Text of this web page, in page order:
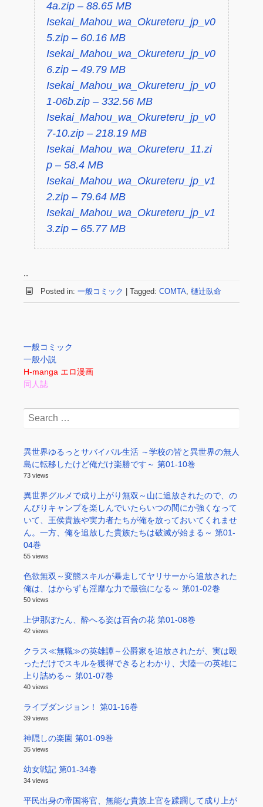
4a.zip – 88.65 MB
Isekai_Mahou_wa_Okureteru_jp_v0
5.zip – 60.16 MB
Isekai_Mahou_wa_Okureteru_jp_v0
6.zip – 49.79 MB
Isekai_Mahou_wa_Okureteru_jp_v0
1-06b.zip – 332.56 MB
Isekai_Mahou_wa_Okureteru_jp_v0
7-10.zip – 218.19 MB
Isekai_Mahou_wa_Okureteru_11.zi
p – 58.4 MB
Isekai_Mahou_wa_Okureteru_jp_v1
2.zip – 79.64 MB
Isekai_Mahou_wa_Okureteru_jp_v1
3.zip – 65.77 MB
..
Posted in: 一般コミック | Tagged: COMTA, 樋辻臥命
一般コミック
一般小説
H-manga エロ漫画
同人誌
Search
異世界ゆるっとサバイバル生活 ～学校の皆と異世界の無人
島に転移したけど俺だけ楽勝です～ 第01-10巻
73 views
異世界グルメで成り上がり無双～山に追放されたので、の
んびりキャンプを楽しんでいたらいつの間にか強くなって
いて、王侯貴族や実力者たちが俺を放っておいてくれませ
ん。一方、俺を追放した貴族たちは破滅が始まる～ 第01-
04巻
55 views
色欲無双～変態スキルが暴走してヤリサーから追放された
俺は、はからずも淫靡な力で最強になる～ 第01-02巻
50 views
上伊那ぼたん、酔へる姿は百合の花 第01-08巻
42 views
クラス≪無職≫の英雄譚～公爵家を追放されたが、実は殴
っただけでスキルを獲得できるとわかり、大陸一の英雄に
上り詰める～ 第01-07巻
40 views
ライブダンジョン！ 第01-16巻
39 views
神隠しの楽園 第01-09巻
35 views
幼女戦記 第01-34巻
34 views
平民出身の帝国将官、無能な貴族上官を蹂躙して成り上が